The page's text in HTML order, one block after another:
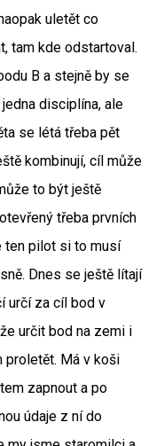
uletět co
tam kde odstartoval.
B a stejně by se
disciplína, ale
se létá třeba pět
kombinují, cíl může
to být ještě
třeba prvních
ten pilot si to musí
Dnes se ještě lítají
určí za cíl bod v
určit bod na zemi i
proletět. Má v koši
zapnout a po
údaje z ní do